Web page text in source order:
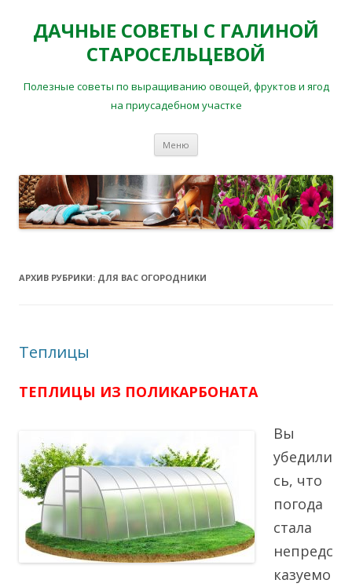
ДАЧНЫЕ СОВЕТЫ С ГАЛИНОЙ
СТАРОСЕЛЬЦЕВОЙ
Полезные советы по выращиванию овощей, фруктов и ягод
на приусадебном участке
Меню
АРХИВ РУБРИКИ: ДЛЯ ВАС ОГОРОДНИКИ
Теплицы
ТЕПЛИЦЫ ИЗ ПОЛИКАРБОНАТА
Вы
убедили
сь, что
погода
стала
непредс
казуемо